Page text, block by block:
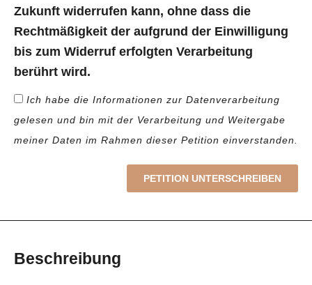
Beschreibung
Zukunft widerrufen kann, ohne dass die
Rechtmäßigkeit der aufgrund der Einwilligung
bis zum Widerruf erfolgten Verarbeitung
berührt wird.
Ich habe die Informationen zur Datenverarbeitung
gelesen und bin mit der Verarbeitung und Weitergabe
meiner Daten im Rahmen dieser Petition einverstanden.
PETITION UNTERSCHREIBEN